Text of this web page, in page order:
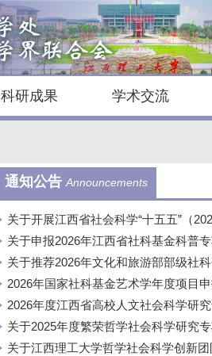
科研成果 学术交流
通知公告Announcements
关于开展江西省社会科学“十五五”（
关于申报2026年江西省社科基金科普
关于推荐2026年文化和旅游部部级社
2026年国家社科基金艺术学年度项目
2026年度江西省高校人文社会科学研
关于2025年度繁荣哲学社会科学研究
关于江西理工大学哲学社会科学创新